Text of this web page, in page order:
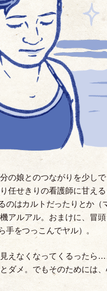
の娘とのつながりを少し
任せきりの看護師に甘え
のはカルトだったりとか （
アルアル。おまけに、冒
手をつっこんでヤル） 。
えなくなってくるった
ダメ。でもそのためには